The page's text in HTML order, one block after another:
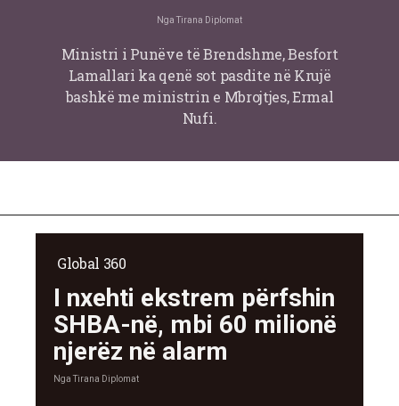
Nga Tirana Diplomat
Ministri i Punëve të Brendshme, Besfort
Lamallari ka qenë sot pasdite në Krujë
bashkë me ministrin e Mbrojtjes, Ermal
Nufi.
Global 360
I nxehti ekstrem përfshin
SHBA-në, mbi 60 milionë
njerëz në alarm
NgaTirana Diplomat